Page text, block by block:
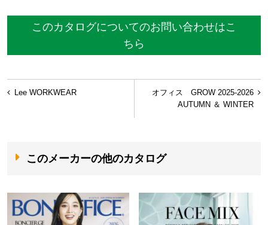
このカタログについてのお問い合わせはこ
ちら
投
ゲ
シ
ョ
オフィス GROW 2025-2026
AUTUMN ＆ WINTER
Lee WORKWEAR
このメーカーの他のカタログ